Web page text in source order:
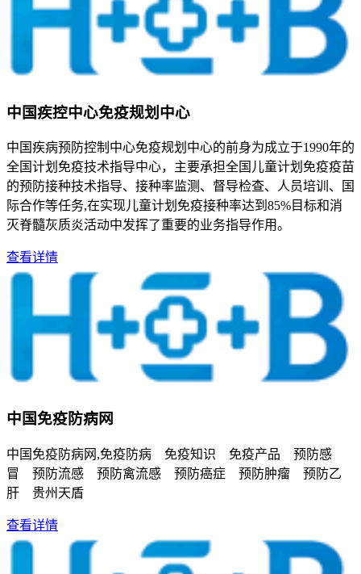
中国疾控中心免疫规划中心
中国疾病预防控制中心免疫规划中心的前身为成立于1990年的
全国计划免疫技术指导中心，主要承担全国儿童计划免疫疫苗
的预防接种技术指导、接种率监测、督导检查、人员培训、国
际合作等任务,在实现儿童计划免疫接种率达到85%目标和消
灭脊髓灰质炎活动中发挥了重要的业务指导作用。
查看详情
中国免疫防病网
中国免疫防病网,免疫防病 免疫知识 免疫产品 预防感
冒 预防流感 预防禽流感 预防癌症 预防肿瘤 预防乙
肝 贵州天盾
查看详情